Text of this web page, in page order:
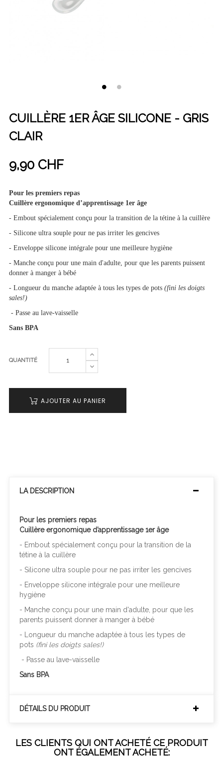
CUILLÈRE 1ER ÂGE SILICONE - GRIS
CLAIR
9,90 CHF
Pour les premiers repas
Cuillère ergonomique d’apprentissage 1er âge
- Embout spécialement conçu pour la transition de la tétine à la cuillère
- Silicone ultra souple pour ne pas irriter les gencives
- Enveloppe silicone intégrale pour une meilleure hygiène
- Manche conçu pour une main d'adulte, pour que les parents puissent
donner à manger à bébé
- Longueur du manche adaptée à tous les types de pots (fini les doigts
sales!)
- Passe au lave-vaisselle
Sans BPA
QUANTITÉ
AJOUTER AU PANIER
LA DESCRIPTION
Pour les premiers repas
Cuillère ergonomique d’apprentissage 1er âge
- Embout spécialement conçu pour la transition de la
tétine à la cuillère
- Silicone ultra souple pour ne pas irriter les gencives
- Enveloppe silicone intégrale pour une meilleure
hygiène
- Manche conçu pour une main d'adulte, pour que les
parents puissent donner à manger à bébé
- Longueur du manche adaptée à tous les types de
pots (fini les doigts sales!)
- Passe au lave-vaisselle
Sans BPA
DÉTAILS DU PRODUIT
LES CLIENTS QUI ONT ACHETÉ CE PRODUIT
ONT ÉGALEMENT ACHETÉ: